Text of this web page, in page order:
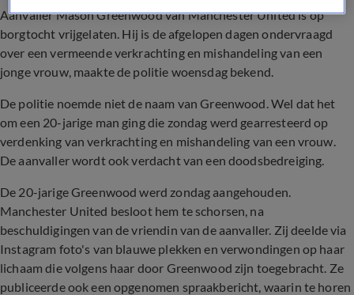
Aanvaller Mason Greenwood van Manchester United is op
borgtocht vrijgelaten. Hij is de afgelopen dagen ondervraagd
over een vermeende verkrachting en mishandeling van een
jonge vrouw, maakte de politie woensdag bekend.
De politie noemde niet de naam van Greenwood. Wel dat het
om een 20-jarige man ging die zondag werd gearresteerd op
verdenking van verkrachting en mishandeling van een vrouw.
De aanvaller wordt ook verdacht van een doodsbedreiging.
De 20-jarige Greenwood werd zondag aangehouden.
Manchester United besloot hem te schorsen, na
beschuldigingen van de vriendin van de aanvaller. Zij deelde via
Instagram foto's van blauwe plekken en verwondingen op haar
lichaam die volgens haar door Greenwood zijn toegebracht. Ze
publiceerde ook een opgenomen spraakbericht, waarin te horen